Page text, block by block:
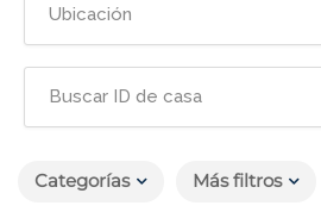
Categorías Más filtros